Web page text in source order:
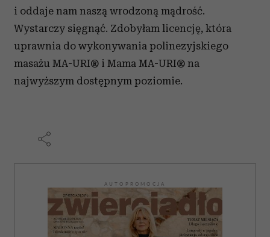
i oddaje nam naszą wrodzoną mądrość.
Wystarczy sięgnąć. Zdobyłam licencję, która
uprawnia do wykonywania polinezyjskiego
masażu MA-URI® i Mama MA-URI® na
najwyższym dostępnym poziomie.
AUTOPROMOCJA